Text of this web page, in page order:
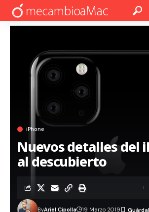
iPhone
Nuevos detalles del
al descubierto
ByAriel Cipolla 19 Marzo 2019